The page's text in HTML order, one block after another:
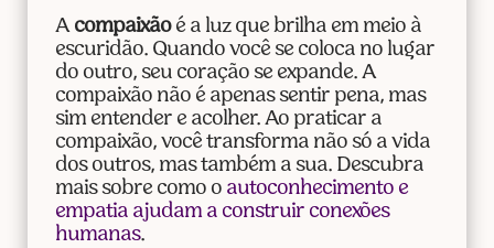
A compaixãoé a luz que brilha em meio à
escuridão. Quando você se coloca no lugar
do outro, seu coração se expande. A
compaixão não é apenas sentir pena, mas
sim entender e acolher. Ao praticar a
compaixão, você transforma não só a vida
dos outros, mas também a sua. Descubra
mais sobre como o autoconhecimento e
empatia ajudam a construir conexões
humanas.